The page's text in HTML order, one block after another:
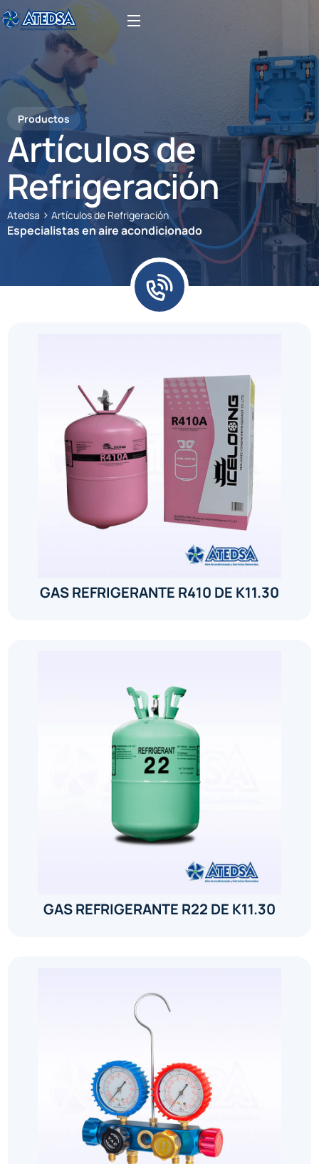
Productos
Artículos de
Refrigeración
Atedsa > Artículos de Refrigeración
Especialistas en aire acondicionado
GAS REFRIGERANTE R410 DE K11.30
GAS REFRIGERANTE R22 DE K11.30